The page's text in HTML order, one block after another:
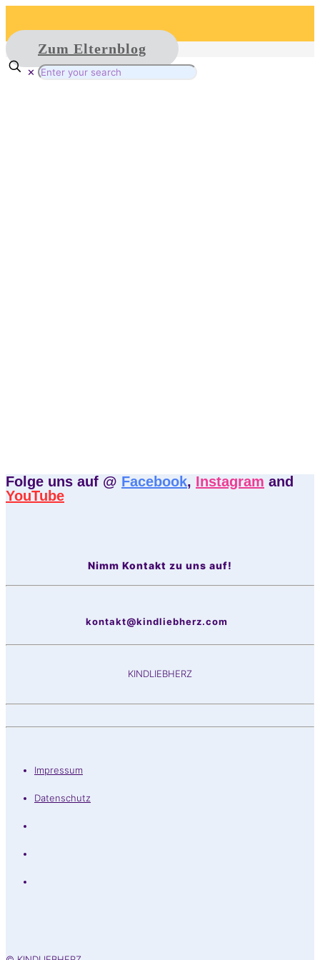
Zum Elternblog
✕
Folge uns auf @ Facebook, Instagram and
YouTube
Nimm Kontakt zu uns auf!
kontakt@kindliebherz.com
KINDLIEBHERZ
Impressum
Datenschutz